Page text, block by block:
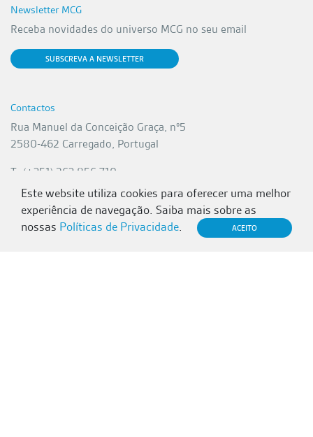
Newsletter MCG
Receba novidades do universo MCG no seu email
SUBSCREVA A NEWSLETTER
Contactos
Rua Manuel da Conceição Graça, nº5
2580-462 Carregado, Portugal
T: (+351) 263 856 710
F: (+351) 263 855 926
site@mcg.pt
Este website utiliza cookies para oferecer uma melhor
experiência de navegação. Saiba mais sobre as
nossas Políticas de Privacidade. ACEITO